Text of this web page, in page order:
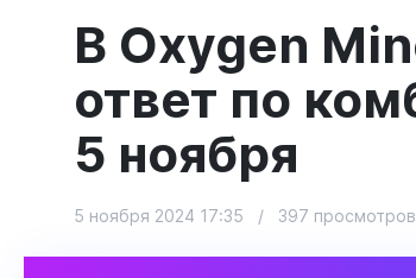
В Oxygen
ответ по
5 ноября
5 ноября 2024 17:35 / 397 просмотров